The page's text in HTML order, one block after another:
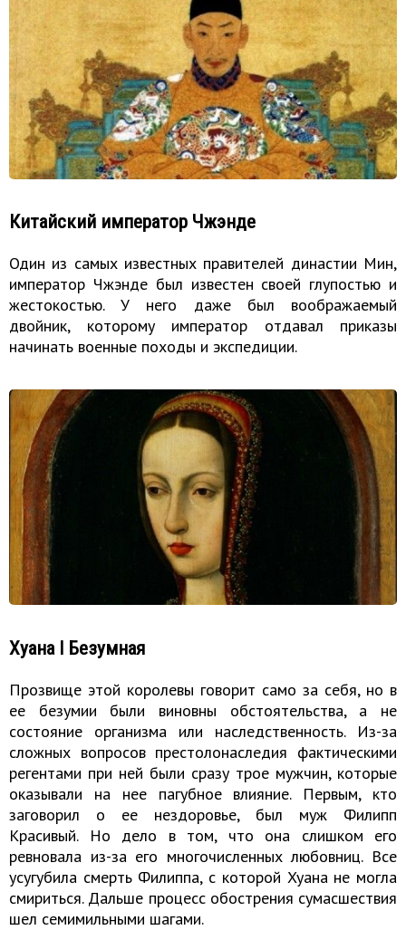
Китайский император Чжэнде
Один из самых известных правителей династии Мин,
император Чжэнде был известен своей глупостью и
жестокостью. У него даже был воображаемый
двойник, которому император отдавал приказы
начинать военные походы и экспедиции.
Хуана I Безумная
Прозвище этой королевы говорит само за себя, но в
ее безумии были виновны обстоятельства, а не
состояние организма или наследственность. Из-за
сложных вопросов престолонаследия фактическими
регентами при ней были сразу трое мужчин, которые
оказывали на нее пагубное влияние. Первым, кто
заговорил о ее нездоровье, был муж Филипп
Красивый. Но дело в том, что она слишком его
ревновала из-за его многочисленных любовниц. Все
усугубила смерть Филиппа, с которой Хуана не могла
смириться. Дальше процесс обострения сумасшествия
шел семимильными шагами.